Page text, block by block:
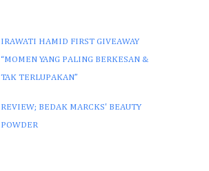
IRAWATI HAMID FIRST GIVEAWAY
“MOMEN YANG PALING BERKESAN &
TAK TERLUPAKAN”
REVIEW; BEDAK MARCKS' BEAUTY
POWDER